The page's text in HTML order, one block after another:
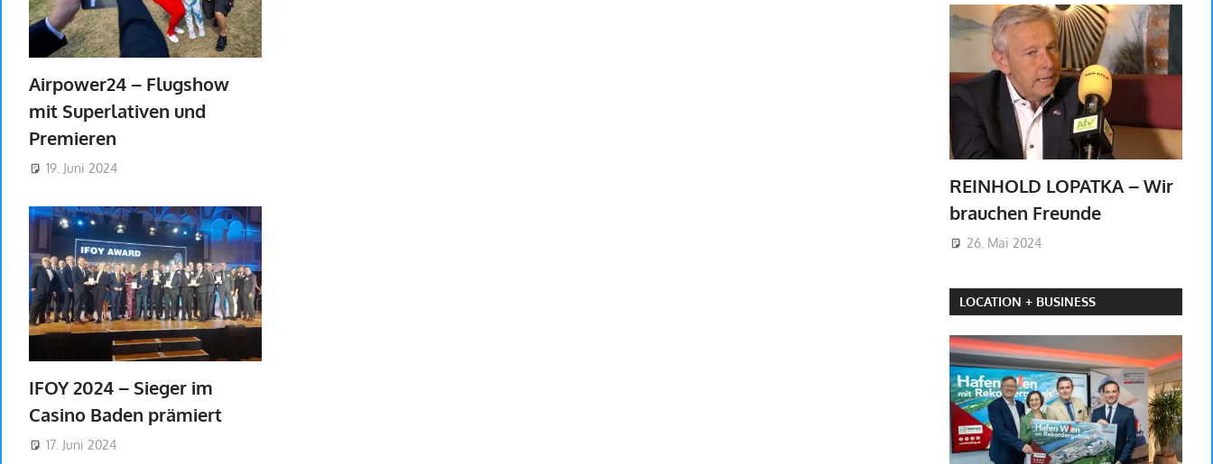
Airpower24 – Flugshow
mit Superlativen und
Premieren
19. Juni 2024
IFOY 2024 – Sieger im
Casino Baden prämiert
17. Juni 2024
REINHOLD LOPATKA – Wir
brauchen Freunde
26. Mai 2024
LOCATION + BUSINESS